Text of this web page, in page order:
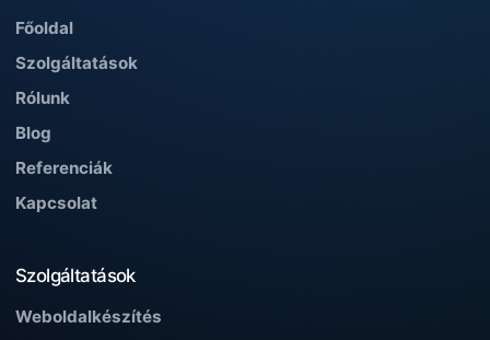
Főoldal
Szolgáltatások
Rólunk
Blog
Referenciák
Kapcsolat
Szolgáltatások
Weboldalkészítés